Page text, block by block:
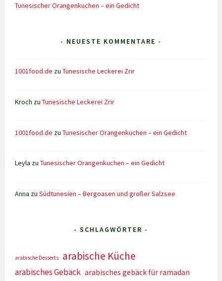
Tunesischer Orangenkuchen – ein Gedicht
- NEUESTE KOMMENTARE -
1001food.de zuTunesische Leckerei Zrir
Kroch zuTunesische Leckerei Zrir
1001food.de zuTunesischer Orangenkuchen – ein Gedicht
Leyla zuTunesischer Orangenkuchen – ein Gedicht
Anna zuSüdtunesien – Bergoasen und großer Salzsee
- SCHLAGWÖRTER -
arabische Desserts arabische Küche
arabisches Gebäck arabisches gebäck für ramadan